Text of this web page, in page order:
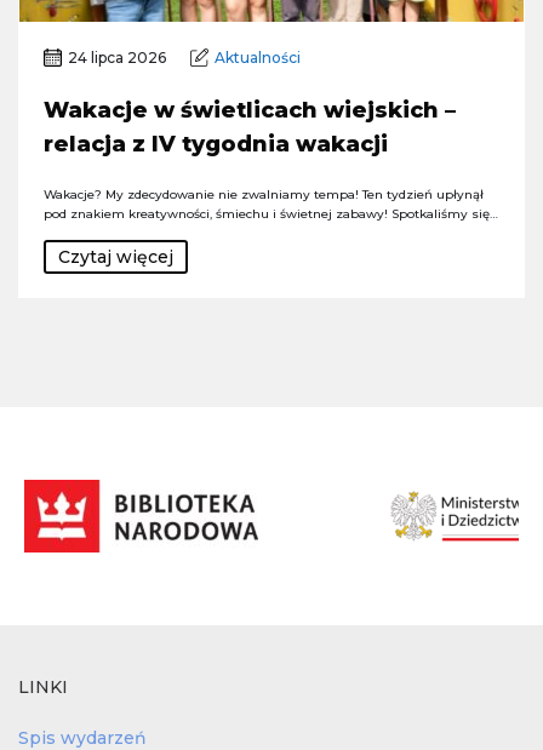
24 lipca 2026 Aktualności
Wakacje w świetlicach wiejskich –
relacja z IV tygodnia wakacji
Wakacje? My zdecydowanie nie zwalniamy tempa! Ten tydzień upłynął
pod znakiem kreatywności, śmiechu i świetnej zabawy! Spotkaliśmy się…
Czytaj więcej
LINKI
Spis wydarzeń